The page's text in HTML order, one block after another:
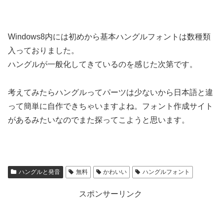
Windows8内には初めから基本ハングルフォントは数種類
入っておりました。
ハングルが一般化してきているのを感じた次第です。
考えてみたらハングルってパーツは少ないから日本語と違
って簡単に自作できちゃいますよね。フォント作成サイト
があるみたいなのでまた探ってこようと思います。
ハングルと発音 無料 かわいい ハングルフォント
スポンサーリンク